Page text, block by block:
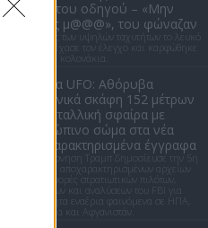
τζάμι του οδηγού – «Μην
κάνεις μ@@@», του φώναζαν
Εξαιτίας των υψηλών ταχυτήτων το λευκό
όχημα έχασε τον έλεγχο και καρφώθηκε
πάνω σε κολονάκια.
Αρχεία UFO: Αθόρυβα
τριγωνικά σκάφη 152 μέτρων
και μεταλλική σφαίρα με
ανθρώπινο σώμα στα νέα
αποχαρακτηρισμένα έγγραφα
Η κυβέρνηση Τραμπ δημοσίευσε την 5η
παρτίδα αποχαρακτηρισμένων αρχείων
με αναφορές στρατιωτικών πιλότων,
μαρτύρων και αναλύσεων του FBI για
ανεξήγητα εναέρια φαινόμενα σε ΗΠΑ,
Βραζιλία και Αφγανιστάν.